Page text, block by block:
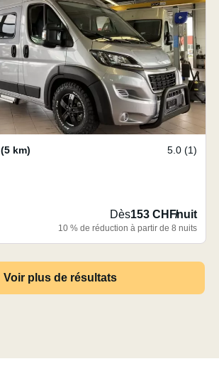
(5 km) 5.0 (1)
Dès153 CHF/nuit
10 % de réduction à partir de 8 nuits
Voir plus de résultats